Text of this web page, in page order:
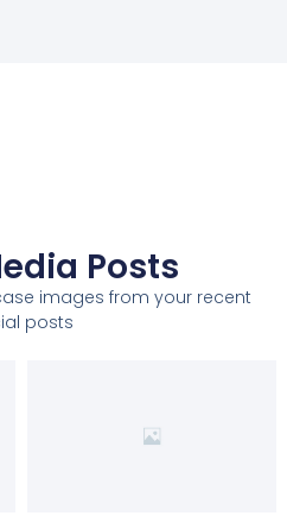
Posts
images from your recent
posts